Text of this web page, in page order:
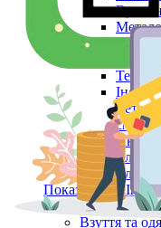
см 750
Показати усі
Обігрів та сушіння
Взуття та